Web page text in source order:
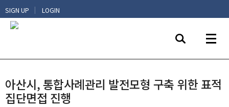
SIGN UP | LOGIN
아산시, 통합사례관리 발전모형 구축 위한 표적
집단면접 진행